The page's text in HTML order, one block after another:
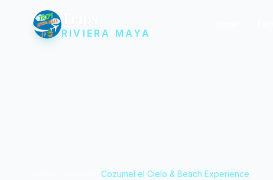
RIVIERA MAYA
Cozumel el Cielo & Beach Experience